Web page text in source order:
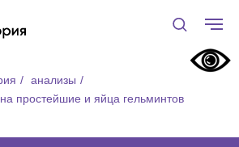
/ анализы /
простейшие и яйца гельминтов